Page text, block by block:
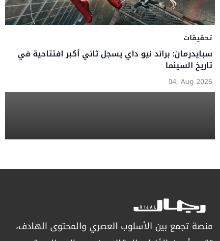
تحقيقات
سبايدرمان: براند نيو داي يسجل ثاني أكبر افتتاحية في
تاريخ السينما
04, Aug 2026
منصة تجمع بين الأسلوب العصري والمحتوى الهادف،